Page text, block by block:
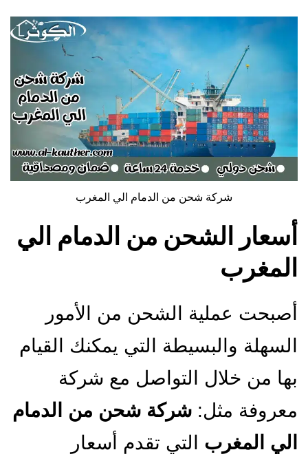
شركة شحن من الدمام الي المغرب
أسعار الشحن من الدمام الي
المغرب
أصبحت عملية الشحن من الأمور
السهلة والبسيطة التي يمكنك القيام
بها من خلال التواصل مع شركة
معروفة مثل: شركة شحن من الدمام
الي المغرب
التي تقدم أسعار